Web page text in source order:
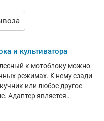
и культиватора
к мотоблоку можно
режимах. К нему сзади
или любое другое
Адаптер является